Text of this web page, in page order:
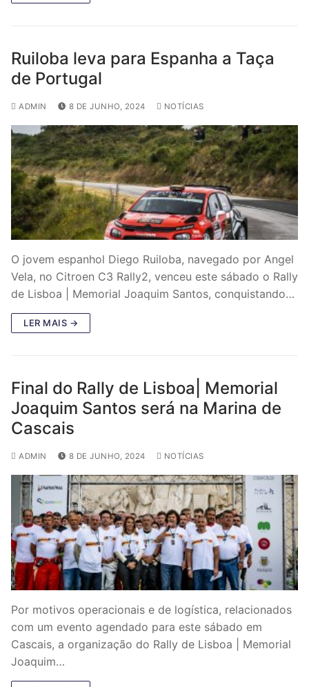
Ruiloba leva para Espanha a Taça
de Portugal
ADMIN 8 DE JUNHO, 2024 NOTÍCIAS
O jovem espanhol Diego Ruiloba, navegado por Angel
Vela, no Citroen C3 Rally2, venceu este sábado o Rally
de Lisboa | Memorial Joaquim Santos, conquistando…
LER MAIS →
Final do Rally de Lisboa| Memorial
Joaquim Santos será na Marina de
Cascais
ADMIN 8 DE JUNHO, 2024 NOTÍCIAS
Por motivos operacionais e de logística, relacionados
com um evento agendado para este sábado em
Cascais, a organização do Rally de Lisboa | Memorial
Joaquim…